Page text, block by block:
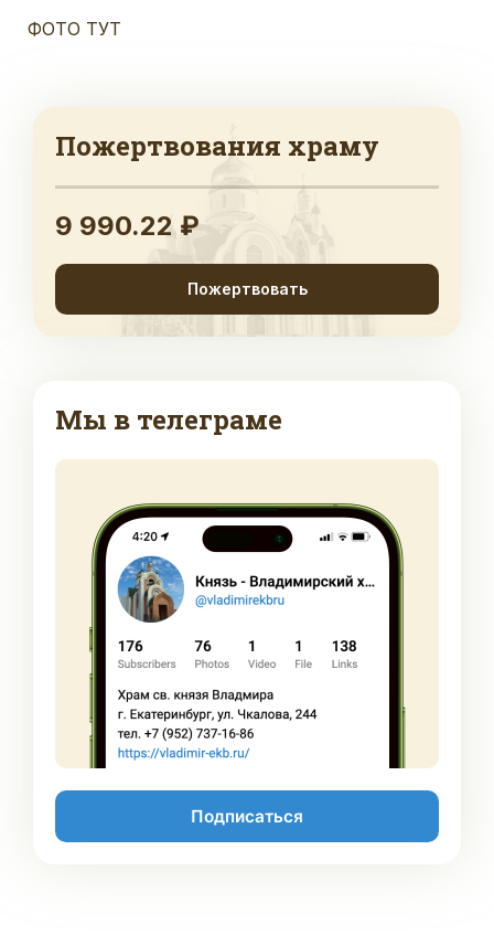
ФОТО ТУТ
Пожертвования храму
9 990.22 ₽
Пожертвовать
Мы в телеграме
Подписаться